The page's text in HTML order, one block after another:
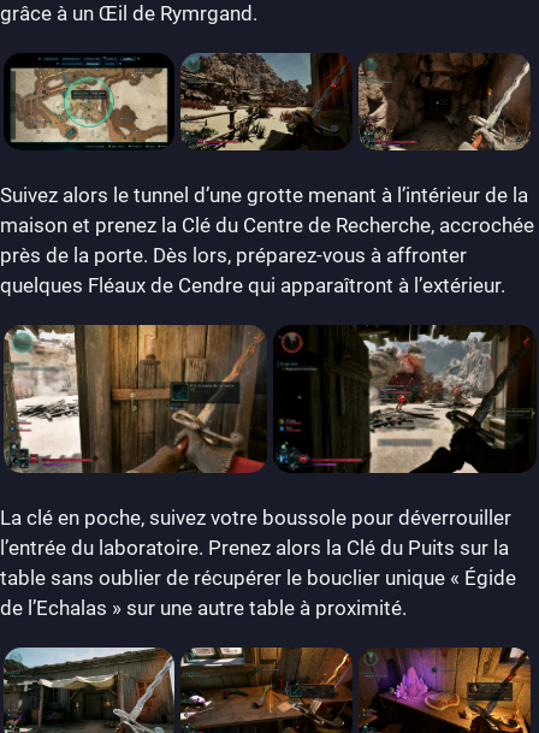
grâce à un Œil de Rymrgand.
Suivez alors le tunnel d’une grotte menant à l’intérieur de la
maison et prenez la Clé du Centre de Recherche, accrochée
près de la porte. Dès lors, préparez-vous à affronter
quelques Fléaux de Cendre qui apparaîtront à l’extérieur.
La clé en poche, suivez votre boussole pour déverrouiller
l’entrée du laboratoire. Prenez alors la Clé du Puits sur la
table sans oublier de récupérer le bouclier unique « Égide
de l’Echalas » sur une autre table à proximité.